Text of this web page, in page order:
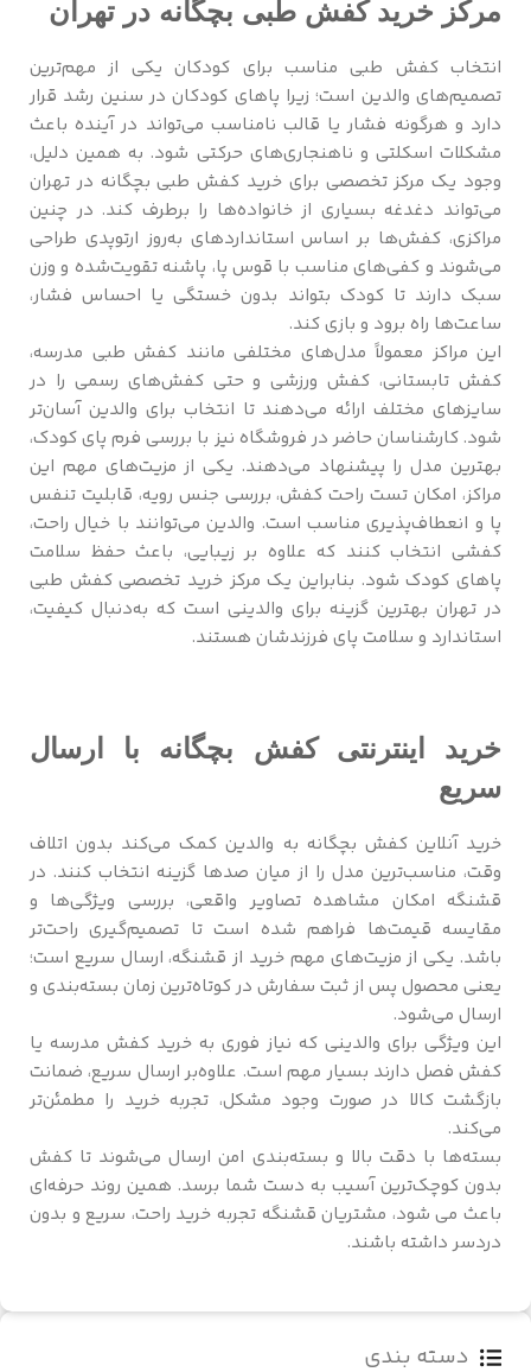
دسته بندی
مرکز خرید کفش طبی بچگانه در تهران
انتخاب کفش طبی مناسب برای کودکان یکی از مهم‌ترین
تصمیم‌های والدین است؛ زیرا پاهای کودکان در سنین رشد قرار
دارد و هرگونه فشار یا قالب نامناسب می‌تواند در آینده باعث
مشکلات اسکلتی و ناهنجاری‌های حرکتی شود. به همین دلیل،
وجود یک مرکز تخصصی برای خرید کفش طبی بچگانه در تهران
می‌تواند دغدغه بسیاری از خانواده‌ها را برطرف کند. در چنین
مراکزی، کفش‌ها بر اساس استانداردهای به‌روز ارتوپدی طراحی
می‌شوند و کفی‌های مناسب با قوس پا، پاشنه تقویت‌شده و وزن
سبک دارند تا کودک بتواند بدون خستگی یا احساس فشار،
ساعت‌ها راه برود و بازی کند.
این مراکز معمولاً مدل‌های مختلفی مانند کفش طبی مدرسه،
کفش تابستانی، کفش ورزشی و حتی کفش‌های رسمی را در
سایزهای مختلف ارائه می‌دهند تا انتخاب برای والدین آسان‌تر
شود. کارشناسان حاضر در فروشگاه نیز با بررسی فرم پای کودک،
بهترین مدل را پیشنهاد می‌دهند. یکی از مزیت‌های مهم این
مراکز، امکان تست راحت کفش، بررسی جنس رویه، قابلیت تنفس
پا و انعطاف‌پذیری مناسب است. والدین می‌توانند با خیال راحت،
کفشی انتخاب کنند که علاوه بر زیبایی، باعث حفظ سلامت
پاهای کودک شود. بنابراین یک مرکز خرید تخصصی کفش طبی
در تهران بهترین گزینه برای والدینی است که به‌دنبال کیفیت،
استاندارد و سلامت پای فرزندشان هستند.
خرید اینترنتی کفش بچگانه با ارسال
سریع
خرید آنلاین کفش بچگانه به والدین کمک می‌کند بدون اتلاف
وقت، مناسب‌ترین مدل را از میان صدها گزینه انتخاب کنند. در
قشنگه امکان مشاهده تصاویر واقعی، بررسی ویژگی‌ها و
مقایسه قیمت‌ها فراهم شده است تا تصمیم‌گیری راحت‌تر
باشد. یکی از مزیت‌های مهم خرید از قشنگه، ارسال سریع است؛
یعنی محصول پس از ثبت سفارش در کوتاه‌ترین زمان بسته‌بندی و
ارسال می‌شود.
این ویژگی برای والدینی که نیاز فوری به خرید کفش مدرسه یا
کفش فصل دارند بسیار مهم است. علاوه‌بر ارسال سریع، ضمانت
بازگشت کالا در صورت وجود مشکل، تجربه خرید را مطمئن‌تر
می‌کند.
بسته‌ها با دقت بالا و بسته‌بندی امن ارسال می‌شوند تا کفش
بدون کوچک‌ترین آسیب به دست شما برسد. همین روند حرفه‌ای
باعث می شود، مشتریان قشنگه تجربه خرید راحت، سریع و بدون
دردسر داشته باشند.